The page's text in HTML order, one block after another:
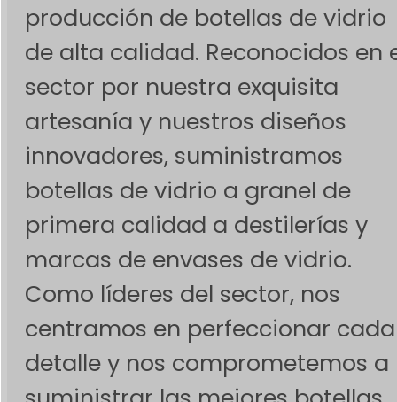
producción de botellas de vidrio
de alta calidad. Reconocidos en
sector por nuestra exquisita
artesanía y nuestros diseños
innovadores, suministramos
botellas de vidrio a granel de
primera calidad a destilerías y
marcas de envases de vidrio.
Como líderes del sector, nos
centramos en perfeccionar cada
detalle y nos comprometemos a